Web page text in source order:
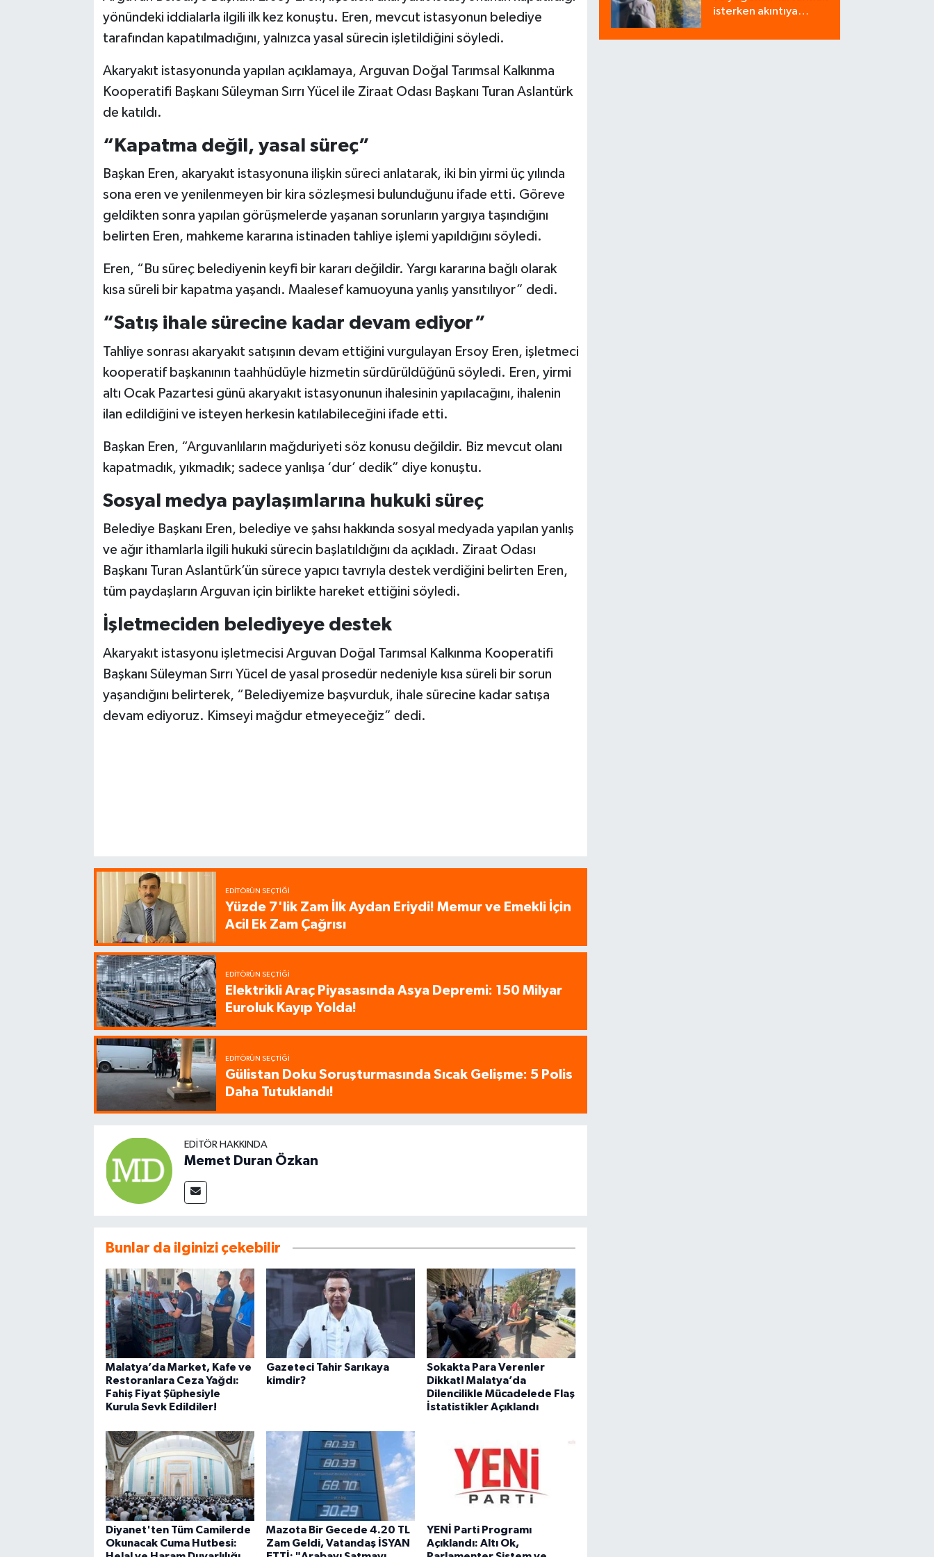
yönündeki iddialarla ilgili ilk kez konuştu. Eren, mevcut istasyonun belediye
tarafından kapatılmadığını, yalnızca yasal sürecin işletildiğini söyledi.
Akaryakıt istasyonunda yapılan açıklamaya, Arguvan Doğal Tarımsal Kalkınma
Kooperatifi Başkanı Süleyman Sırrı Yücel ile Ziraat Odası Başkanı Turan Aslantürk
de katıldı.
“Kapatma değil, yasal süreç”
Başkan Eren, akaryakıt istasyonuna ilişkin süreci anlatarak, iki bin yirmi üç yılında
sona eren ve yenilenmeyen bir kira sözleşmesi bulunduğunu ifade etti. Göreve
geldikten sonra yapılan görüşmelerde yaşanan sorunların yargıya taşındığını
belirten Eren, mahkeme kararına istinaden tahliye işlemi yapıldığını söyledi.
Eren, “Bu süreç belediyenin keyfi bir kararı değildir. Yargı kararına bağlı olarak
kısa süreli bir kapatma yaşandı. Maalesef kamuoyuna yanlış yansıtılıyor” dedi.
“Satış ihale sürecine kadar devam ediyor”
Tahliye sonrası akaryakıt satışının devam ettiğini vurgulayan Ersoy Eren, işletmeci
kooperatif başkanının taahhüdüyle hizmetin sürdürüldüğünü söyledi. Eren, yirmi
altı Ocak Pazartesi günü akaryakıt istasyonunun ihalesinin yapılacağını, ihalenin
ilan edildiğini ve isteyen herkesin katılabileceğini ifade etti.
Başkan Eren, “Arguvanlıların mağduriyeti söz konusu değildir. Biz mevcut olanı
kapatmadık, yıkmadık; sadece yanlışa ‘dur’ dedik” diye konuştu.
Sosyal medya paylaşımlarına hukuki süreç
Belediye Başkanı Eren, belediye ve şahsı hakkında sosyal medyada yapılan yanlış
ve ağır ithamlarla ilgili hukuki sürecin başlatıldığını da açıkladı. Ziraat Odası
Başkanı Turan Aslantürk’ün sürece yapıcı tavrıyla destek verdiğini belirten Eren,
tüm paydaşların Arguvan için birlikte hareket ettiğini söyledi.
İşletmeciden belediyeye destek
Akaryakıt istasyonu işletmecisi Arguvan Doğal Tarımsal Kalkınma Kooperatifi
Başkanı Süleyman Sırrı Yücel de yasal prosedür nedeniyle kısa süreli bir sorun
yaşandığını belirterek, “Belediyemize başvurduk, ihale sürecine kadar satışa
devam ediyoruz. Kimseyi mağdur etmeyeceğiz” dedi.
EDITÖRÜN SEÇTIĞI
Yüzde 7'lik Zam İlk Aydan Eriydi! Memur ve Emekli İçin
Acil Ek Zam Çağrısı
EDITÖRÜN SEÇTIĞI
Elektrikli Araç Piyasasında Asya Depremi: 150 Milyar
Euroluk Kayıp Yolda!
EDITÖRÜN SEÇTIĞI
Gülistan Doku Soruşturmasında Sıcak Gelişme: 5 Polis
Daha Tutuklandı!
EDITÖR HAKKINDA
Memet Duran Özkan
Bunlar da ilginizi çekebilir
Malatya’da Market, Kafe ve
Restoranlara Ceza Yağdı:
Fahiş Fiyat Şüphesiyle
Kurula Sevk Edildiler!
Gazeteci Tahir Sarıkaya
kimdir?
Sokakta Para Verenler
Dikkat! Malatya’da
Dilencilikle Mücadelede Flaş
İstatistikler Açıklandı
Diyanet'ten Tüm Camilerde
Okunacak Cuma Hutbesi:
Mazota Bir Gecede 4.20 TL
Zam Geldi, Vatandaş İSYAN
YENİ Parti Programı
Açıklandı: Altı Ok,
isterken akıntıya
yaşamını yitirdi